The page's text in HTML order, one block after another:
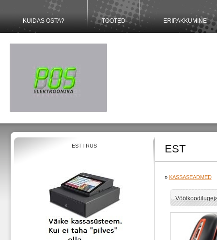
KUIDAS OSTA? TOOTED ERIPAKKUMINE
EST l RUS EST
» KASSASEADMED